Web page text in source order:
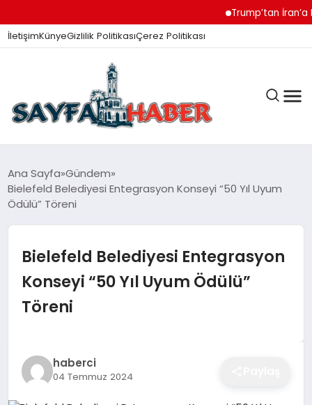
Trump’tan İran’a
İletişimKünyeGizlilik PolitikasıÇerez Politikası
ANA SAYFA
GÜNDEM
İZMIR HABERLERI
EKONOMI
Ana Sayfa Gündem
Bielefeld Belediyesi Entegrasyon Konseyi “50 Yıl Uyum
Ödülü” Töreni
Bielefeld Belediyesi Entegrasyon
Konseyi “50 Yıl Uyum Ödülü”
Töreni
haberci
04 Temmuz 2024